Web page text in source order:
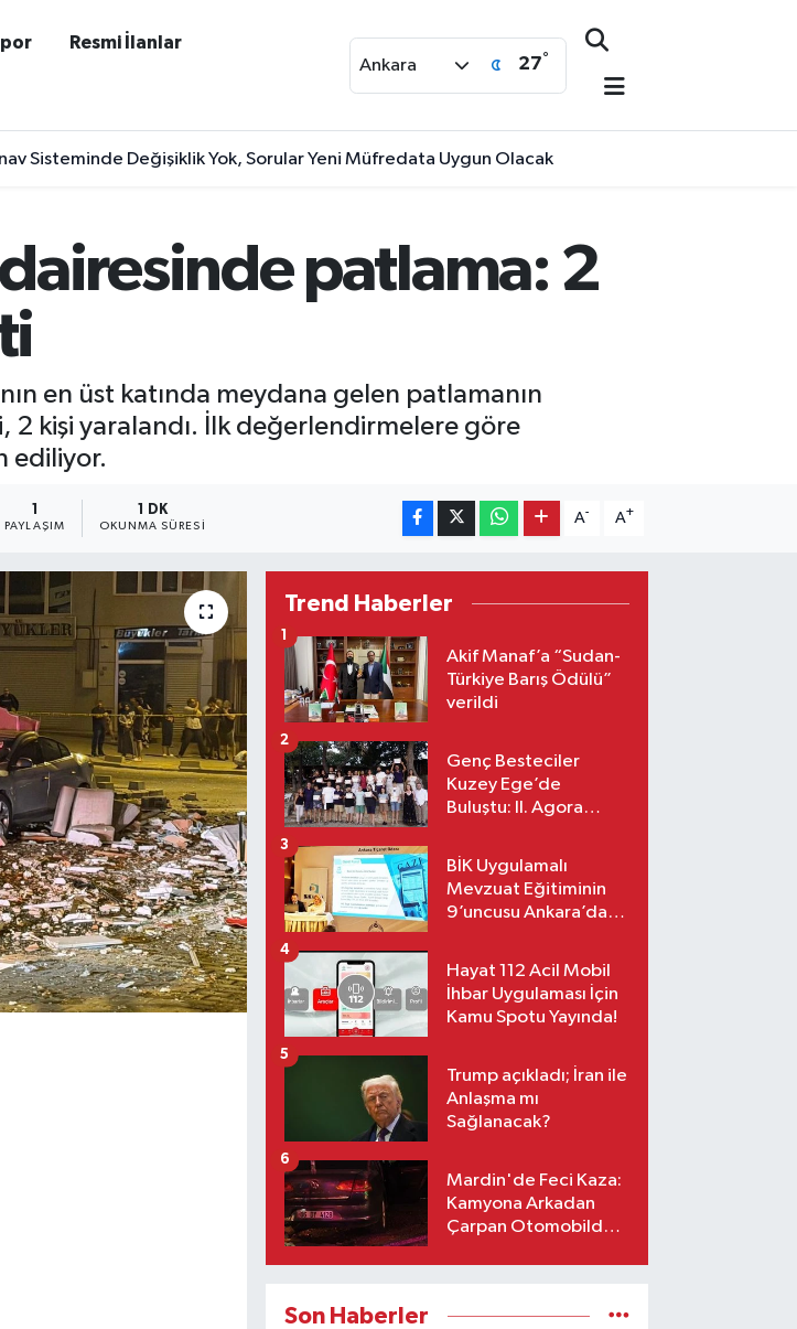
Resmi İlanlar
Ankara 27°
Sisteminde Değişiklik Yok, Sorular Yeni Müfredata Uygun Olacak
patlama: 2
en üst katında meydana gelen patlamanın
2 kişi yaralandı. İlk değerlendirmelere göre
ediliyor.
PAYLAŞIM
1 DK
OKUNMA SÜRESI
A- A+
Trend Haberler
Akif Manaf’a “Sudan-
Türkiye Barış Ödülü”
verildi
1
Genç Besteciler
Kuzey Ege’de
Buluştu: II. Agora
Başladı
2
BİK Uygulamalı
Mevzuat Eğitiminin
9’uncusu Ankara’da
3
Hayat 112 Acil Mobil
İhbar Uygulaması İçin
Kamu Spotu Yayında!
4
Trump açıkladı; İran ile
Anlaşma mı
Sağlanacak?
5
Mardin'de Feci Kaza:
Kamyona Arkadan
Çarpan Otomobilde 1
6
Son Haberler